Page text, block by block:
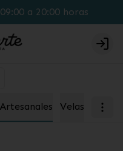
a 20:00 horas
Velas